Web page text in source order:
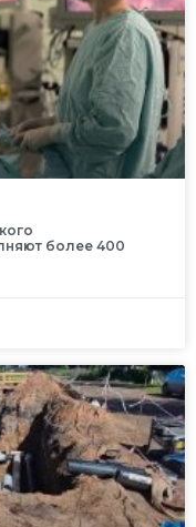
более 400